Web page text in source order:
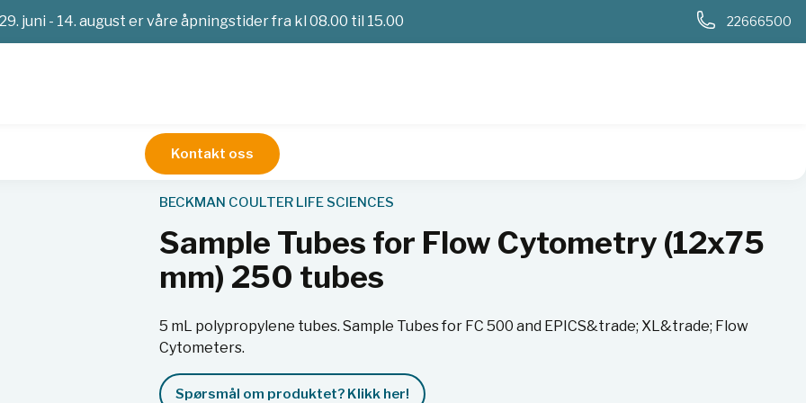
29. juni - 14. august er våre åpningstider fra kl 08.00 til 15.00 22666500
Kontakt oss
Sample Tubes for Flow Cytometry (12x75 mm) 250 tubes
BECKMAN COULTER LIFE SCIENCES
Sample Tubes for Flow Cytometry (12x75
mm) 250 tubes
5 mL polypropylene tubes. Sample Tubes for FC 500 and EPICS&trade; XL&trade; Flow
Cytometers.
Spørsmål om produktet? Klikk her!